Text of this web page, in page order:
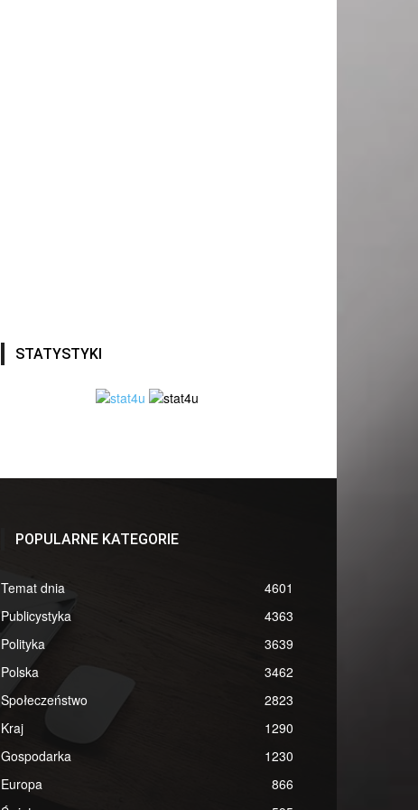
STATYSTYKI
POPULARNE KATEGORIE
Temat dnia
4601
Publicystyka
4363
Polityka
3639
Polska
3462
Społeczeństwo
2823
Kraj
1290
Gospodarka
1230
Europa
866